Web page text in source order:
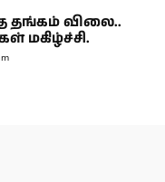
தங்கம் விலை..
மகிழ்ச்சி.